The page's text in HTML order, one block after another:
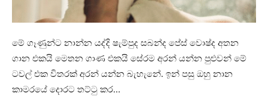
මේ ගෑණුන්ට නාන්න යද්දි ෂැම්පුද සබන්ද පේස් වොෂ්ද අතන
ගාන එකයි මෙතන ගාණ එකයි සේරම අරන් යන්න පුළුවන් මේ
ටවල් එක විතරක් අරන් යන්න බැහැනේ. ඉන් පසු ඔහු නාන
කාමරයේ දොරට තට්ටු කර…